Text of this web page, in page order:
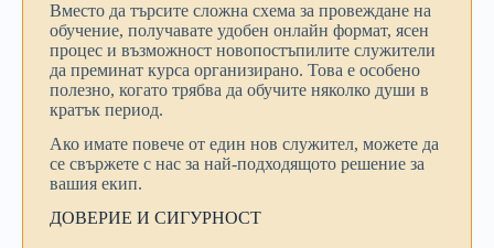
Вместо да търсите сложна схема за провеждане на
обучение, получавате удобен онлайн формат, ясен
процес и възможност новопостъпилите служители
да преминат курса организирано. Това е особено
полезно, когато трябва да обучите няколко души в
кратък период.
Ако имате повече от един нов служител, можете да
се свържете с нас за най-подходящото решение за
вашия екип.
ДОВЕРИЕ И СИГУРНОСТ